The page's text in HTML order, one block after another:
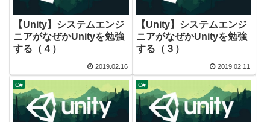
【Unity】システムエンジ
ニアがなぜかUnityを勉強
する（４）
2019.02.16
【Unity】システムエンジ
ニアがなぜかUnityを勉強
する（３）
2019.02.11
C# C#